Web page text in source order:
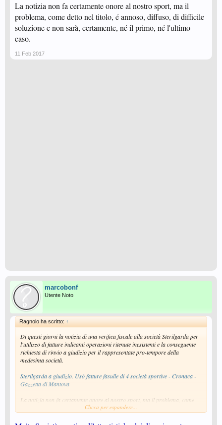
La notizia non fa certamente onore al nostro sport, ma il
problema, come detto nel titolo, é annoso, diffuso, di difficile
soluzione e non sarà, certamente, né il primo, né l'ultimo
caso.
11 Feb 2017
marcobonf
Utente Noto
Ragnolo ha scritto: ↑
Di questi giorni la notizia di una verifica fiscale alla società Sterilgarda per
l'utilizzo di fatture indicanti operazioni ritenute inesistenti e la conseguente
richiesta di rinvio a giudizio per il rappresentate pro-tempore della
medesima società.
Sterilgarda a giudizio. Usò fatture fasulle di 4 società sportive - Cronaca -
Gazzetta di Mantova
La notizia non fa certamente onore al nostro sport, ma il problema, come
detto nel titolo, é annoso, diffuso, di difficile soluzione e non sarà,
Clicca per espandere...